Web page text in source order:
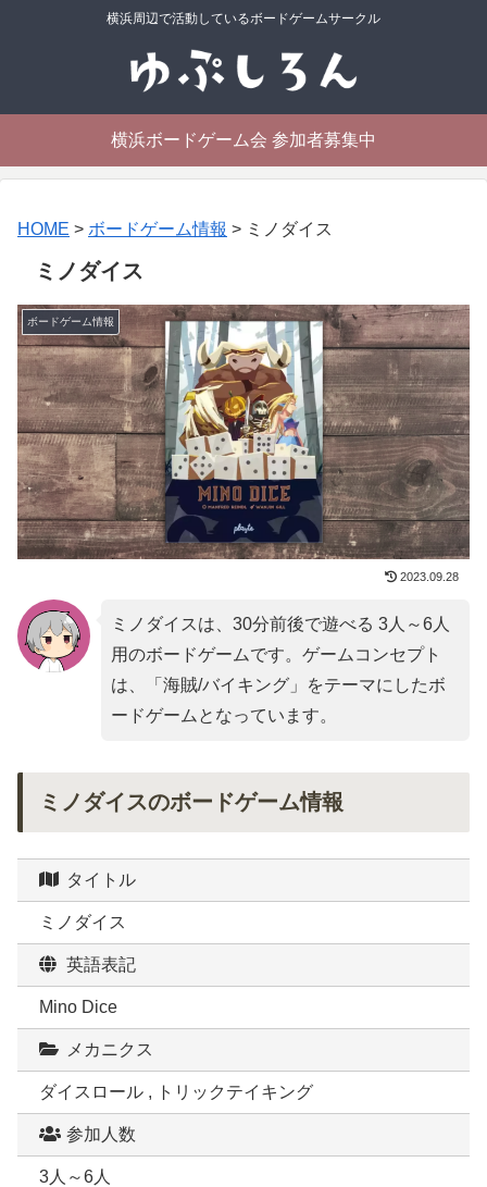
横浜周辺で活動しているボードゲームサークル
横浜ボードゲーム会 参加者募集中
HOME > ボードゲーム情報 > ミノダイス
ミノダイス
ボードゲーム情報
2023.09.28
ミノダイスは、30分前後で遊べる 3人～6人
用のボードゲームです。ゲームコンセプト
は、「 海賊/バイキング」をテーマにしたボ
ードゲームとなっています。
ミノダイスのボードゲーム情報
タイトル
ミノダイス
英語表記
Mino Dice
メカニクス
ダイスロール , トリックテイキング
参加人数
3人～6人